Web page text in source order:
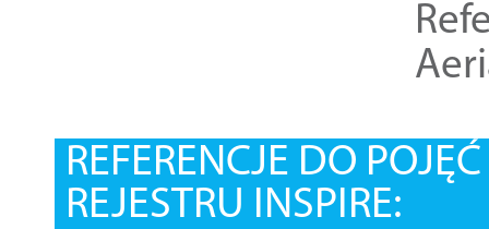
REFERENCJE DO
REJESTRU INSPIRE: